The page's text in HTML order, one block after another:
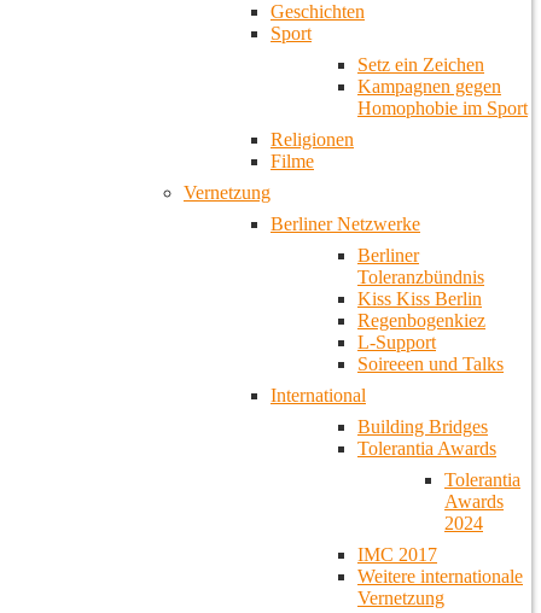
Geschichten
Sport
Setz ein Zeichen
Kampagnen gegen
Homophobie im Sport
Religionen
Filme
Vernetzung
Berliner Netzwerke
Berliner
Toleranzbündnis
Kiss Kiss Berlin
Regenbogenkiez
L-Support
Soireeen und Talks
International
Building Bridges
Tolerantia Awards
Tolerantia
Awards
2024
IMC 2017
Weitere internationale
Vernetzung